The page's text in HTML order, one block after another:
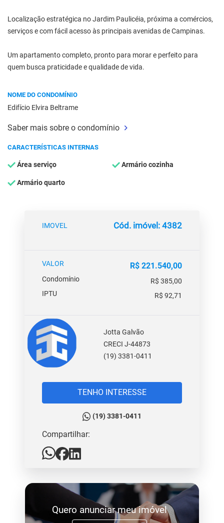
Localização estratégica no Jardim Paulicéia, próxima a comércios,
serviços e com fácil acesso às principais avenidas de Campinas.
Um apartamento completo, pronto para morar e perfeito para
quem busca praticidade e qualidade de vida.
NOME DO CONDOMÍNIO
Edifício Elvira Beltrame
Saber mais sobre o condomínio
CARACTERÍSTICAS INTERNAS
Área serviço Armário cozinha
Armário quarto
IMOVEL Cód. imóvel: 4382
VALOR R$ 221.540,00
Condomínio
R$ 385,00
IPTU
R$ 92,71
Jotta Galvão
CRECI J-44873
(19) 3381-0411
TENHO INTERESSE
(19) 3381-0411
Compartilhar:
Quero anunciar meu imóvel